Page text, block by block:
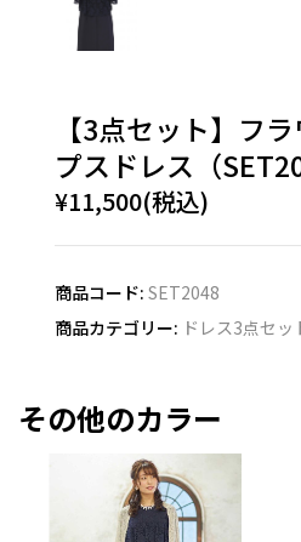
【3点セット】フ
プスドレス（
¥11,500(税込)
商品コード: SET2048
商品カテゴリー: ドレス3点セッ
その他のカラー